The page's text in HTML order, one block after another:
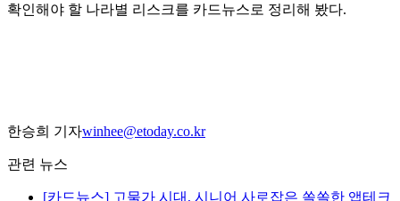
확인해야 할 나라별 리스크를 카드뉴스로 정리해 봤다.
한승희 기자winhee@etoday.co.kr
관련 뉴스
[카드뉴스] 고물가 시대, 시니어 사로잡은 쏠쏠한 앱테크